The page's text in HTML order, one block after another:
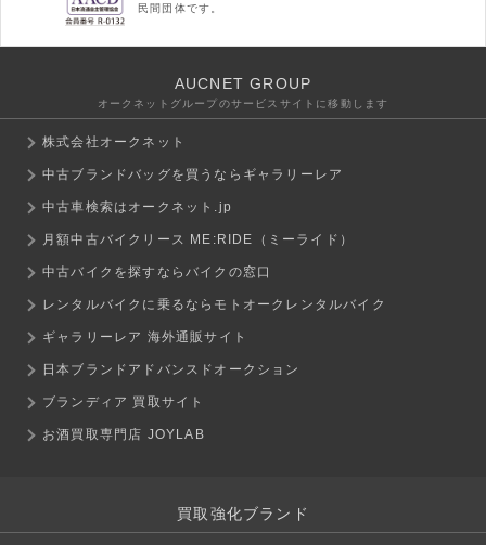
民間団体です。
AUCNET GROUP
オークネットグループのサービスサイトに移動します
株式会社オークネット
中古ブランドバッグを買うならギャラリーレア
中古車検索はオークネット.jp
月額中古バイクリース ME:RIDE（ミーライド）
中古バイクを探すならバイクの窓口
レンタルバイクに乗るならモトオークレンタルバイク
ギャラリーレア 海外通販サイト
日本ブランドアドバンスドオークション
ブランディア 買取サイト
お酒買取専門店 JOYLAB
買取強化ブランド